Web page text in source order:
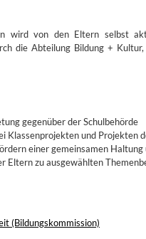
wird von den Eltern selbst
die Abteilung Bildung +
gegenüber der Schulbehörde
Klassenprojekten und Projekten
einer gemeinsamen
Eltern zu ausgewählten
(Bildungskommission)